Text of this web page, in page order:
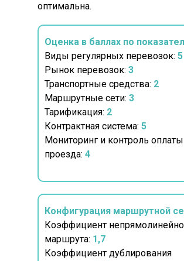
Оценка в баллах по
Виды регулярных перевозок: 5
Рынок перевозок: 3
Транспортные средства: 2
Маршрутные сети: 3
Тарификация: 2
Контрактная система: 5
Мониторинг и контроль оплаты
проезда: 4
Конфигурация маршрутной
Коэффициент
маршрута: 1,7
Коэффициент дублирования
оптимальна.